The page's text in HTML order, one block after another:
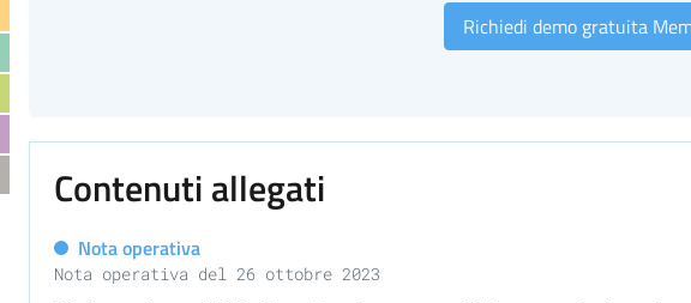
Richiedi demo gratuita
Contenuti allegati
Nota operativa
Nota operativa del 26 ottobre 2023